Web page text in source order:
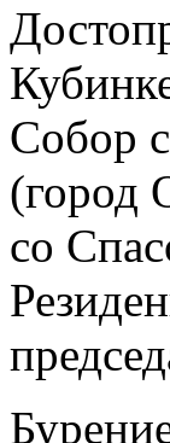
Собор
(город
со